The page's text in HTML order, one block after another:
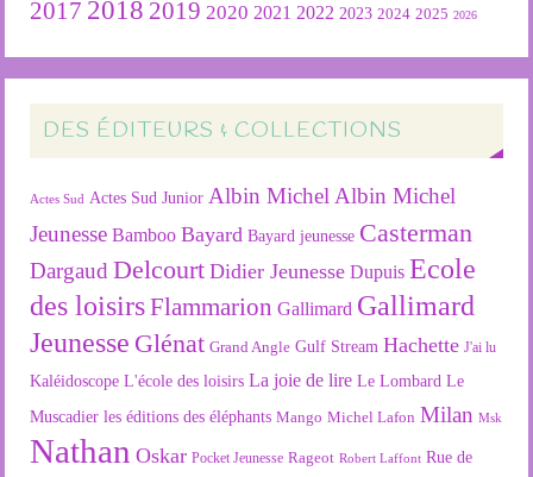
2017 2018 2019 2020 2021 2022 2023 2024 2025 2026
DES ÉDITEURS & COLLECTIONS
Actes Sud Actes Sud Junior Albin Michel Albin Michel
Jeunesse Bamboo Bayard Bayard jeunesse Casterman
Dargaud Delcourt Didier Jeunesse Dupuis Ecole
des loisirsFlammarion Gallimard Gallimard
Jeunesse Glénat Grand Angle Gulf Stream Hachette J'ai lu
Kaléidoscope L'école des loisirs La joie de lire Le Lombard Le
Muscadier les éditions des éléphants Mango Michel Lafon Milan Msk
Nathan Oskar Pocket Jeunesse Rageot Robert Laffont Rue de